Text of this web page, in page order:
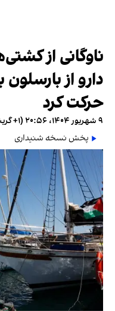
ناوگانی از
دارو از
حرکت کرد
۹ شهریور ۱۴۰۴، ۲۰:۵۶ (‎+۱ گرینویچ)
پخش نسخه شنیداری